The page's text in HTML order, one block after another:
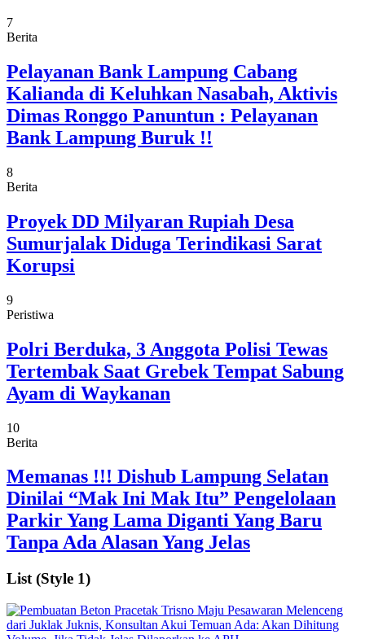
7
Berita
Pelayanan Bank Lampung Cabang
Kalianda di Keluhkan Nasabah, Aktivis
Dimas Ronggo Panuntun : Pelayanan
Bank Lampung Buruk !!
8
Berita
Proyek DD Milyaran Rupiah Desa
Sumurjalak Diduga Terindikasi Sarat
Korupsi
9
Peristiwa
Polri Berduka, 3 Anggota Polisi Tewas
Tertembak Saat Grebek Tempat Sabung
Ayam di Waykanan
10
Berita
Memanas !!! Dishub Lampung Selatan
Dinilai “Mak Ini Mak Itu” Pengelolaan
Parkir Yang Lama Diganti Yang Baru
Tanpa Ada Alasan Yang Jelas
List (Style 1)